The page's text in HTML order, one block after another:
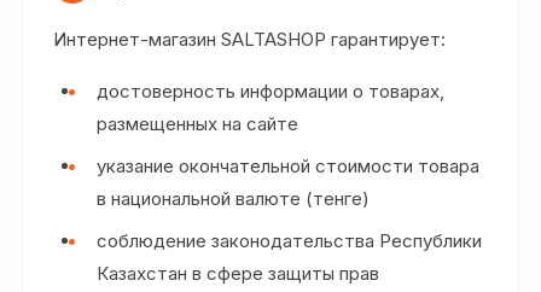
Интернет-магазин SALTASHOP гарантирует:
достоверность информации о товарах,
размещенных на сайте
указание окончательной стоимости товара
в национальной валюте (тенге)
соблюдение законодательства Республики
Казахстан в сфере защиты прав